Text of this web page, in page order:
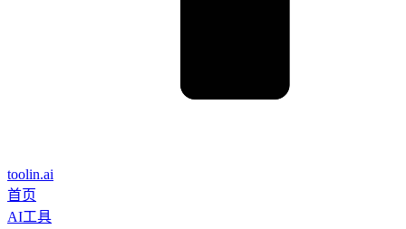
toolin.ai
首页
AI工具